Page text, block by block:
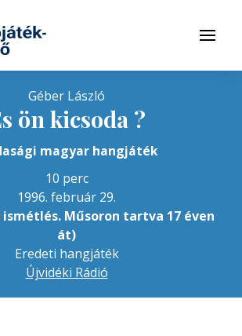
Menü
Géber László
ön kicsoda ?
magyar hangjáték
10 perc
1996. február 29.
ismétlés. Műsoron tartva 17 éven
át)
Eredeti hangjáték
Újvidéki Rádió